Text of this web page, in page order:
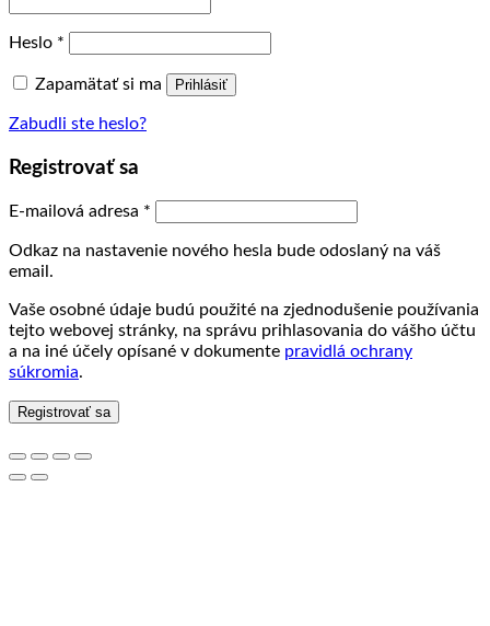
Heslo *
Zapamätať si ma Prihlásiť
Zabudli ste heslo?
Registrovať sa
E-mailová adresa *
Odkaz na nastavenie nového hesla bude odoslaný na váš
email.
Vaše osobné údaje budú použité na zjednodušenie používania
tejto webovej stránky, na správu prihlasovania do vášho účtu
a na iné účely opísané v dokumente pravidlá ochrany
súkromia.
Registrovať sa